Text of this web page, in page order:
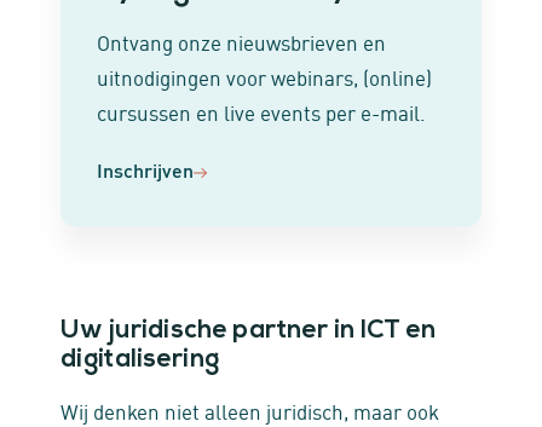
Ontvang onze nieuwsbrieven en
uitnodigingen voor webinars, (online)
cursussen en live events per e-mail.
Inschrijven
Uw juridische partner in ICT en
digitalisering
Wij denken niet alleen juridisch, maar ook